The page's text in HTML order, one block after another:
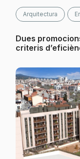
Arquitectura
Dues
criteris